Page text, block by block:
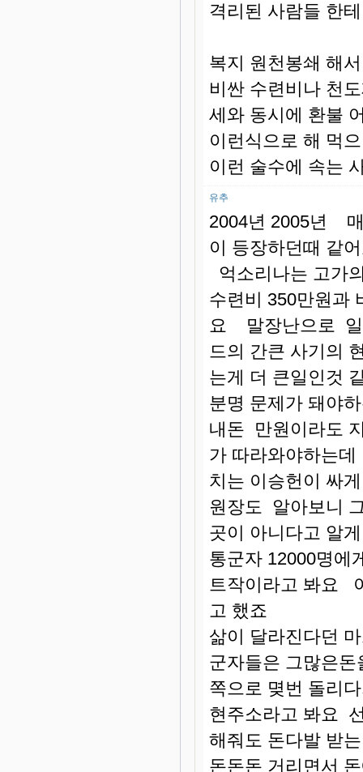
격리된 사람들 한
복지 원천봉쇄 해
비싼 수련비나 천
세와 동시에 환불
이런식으로 해 먹
이런 술수에 속는
유추
2004년 2005년
이 등장하던때 같
억소리나는 고가
수련비 350만원과
요 말장난으로 일
드의 간큰 사기의
는게 더 큰일인것
분명 문제가 돼야
내돈 만원이라도
가 따라와야하는
치는 이승헌이 싸
원장도 알아보니
곳이 아니다고 알
통군자 12000명에
트작이라고 봐요
고 했죠
삶이 달라진다던
군자들은 그많은
쪽으로 몆번 돌리
현주소라고 봐요
해줘도 돈다발 받
돈돈돈 거리면서